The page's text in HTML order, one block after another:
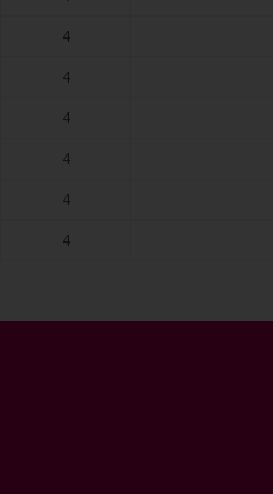
4
4
4
4
4
4